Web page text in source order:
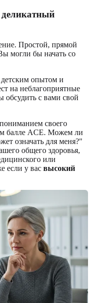
Простой, прямой
могли бы начать со
опытом и
на неблагоприятные
обсудить с вами свой
своего
балле ACE. Можем ли
означать для меня?"
общего здоровья,
или
если у вас высокий